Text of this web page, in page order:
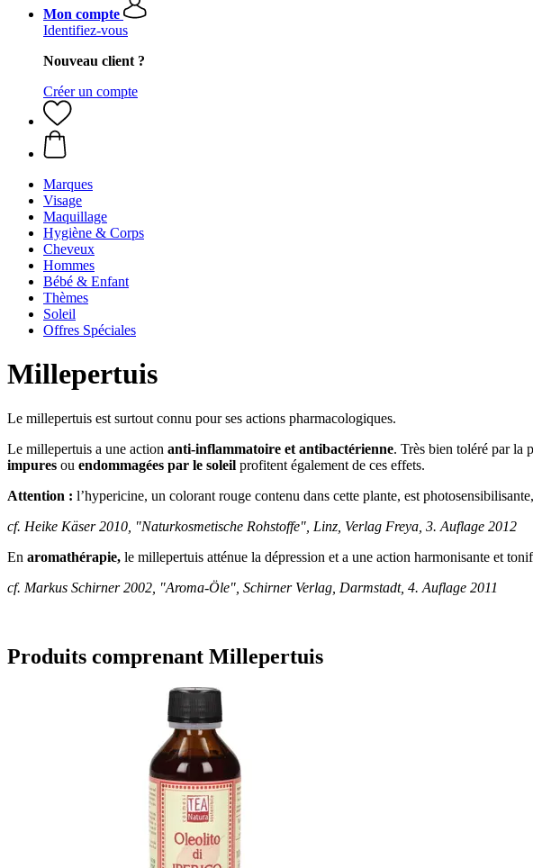
Mon compte
Identifiez-vous
Nouveau client ?
Créer un compte
Marques
Visage
Maquillage
Hygiène & Corps
Cheveux
Hommes
Bébé & Enfant
Thèmes
Soleil
Offres Spéciales
Millepertuis
Le millepertuis est surtout connu pour ses actions pharmacologiques.
Le millepertuis a une action anti-inflammatoire et antibactérienne. Très bien toléré par la
impures ou endommagées par le soleil profitent également de ces effets.
Attention : l’hypericine, un colorant rouge contenu dans cette plante, est
cf. Heike Käser 2010, "Naturkosmetische Rohstoffe", Linz, Verlag Freya, 3. Auflage 2012
En aromathérapie, le millepertuis atténue la dépression et a une action harmonisante et
cf. Markus Schirner 2002, "Aroma-Öle", Schirner Verlag, Darmstadt, 4. Auflage 2011
Produits comprenant Millepertuis